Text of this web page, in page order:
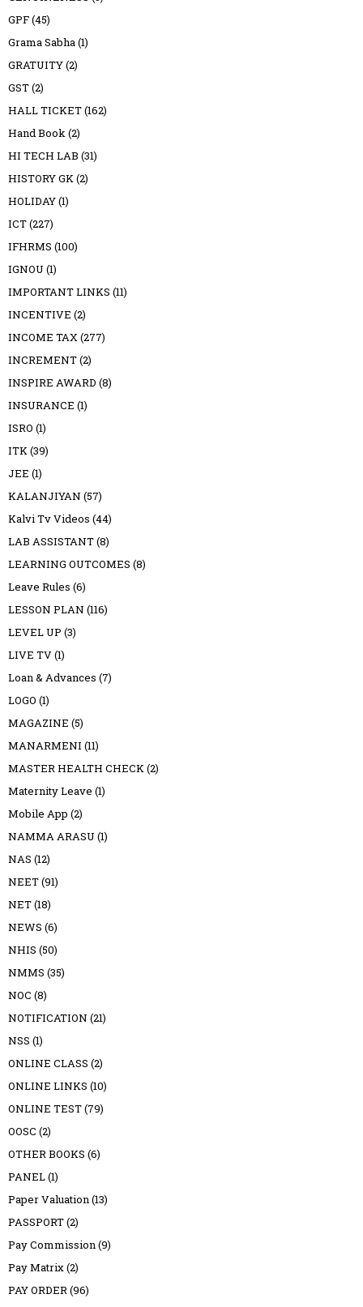
GPF(45)
Grama Sabha(1)
GRATUITY(2)
GST(2)
HALL TICKET(162)
Hand Book(2)
HI TECH LAB (31)
HISTORY GK(2)
HOLIDAY(1)
ICT(227)
IFHRMS (100)
IGNOU (1)
IMPORTANT LINKS (11)
INCENTIVE (2)
INCOME TAX(277)
INCREMENT(2)
INSPIRE AWARD (8)
INSURANCE (1)
ISRO (1)
ITK(39)
JEE (1)
KALANJIYAN (57)
Kalvi Tv Videos (44)
LAB ASSISTANT(8)
LEARNING OUTCOMES (8)
Leave Rules (6)
LESSON PLAN (116)
LEVEL UP (3)
LIVE TV(1)
Loan & Advances (7)
LOGO (1)
MAGAZINE (5)
MANARMENI (11)
MASTER HEALTH CHECK(2)
Maternity Leave (1)
Mobile App (2)
NAMMA ARASU (1)
NAS (12)
NEET(91)
NET(18)
NEWS (6)
NHIS (50)
NMMS (35)
NOC (8)
NOTIFICATION (21)
NSS (1)
ONLINE CLASS (2)
ONLINE LINKS (10)
ONLINE TEST(79)
OOSC (2)
OTHER BOOKS (6)
PANEL(1)
Paper Valuation(13)
PASSPORT(2)
Pay Commission(9)
Pay Matrix(2)
PAY ORDER(96)